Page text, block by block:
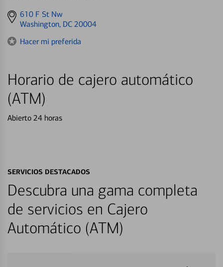
Get
directions
610 F St Nw
Washington, DC 20004
Hacer mi preferida
Horario de cajero automático
(ATM)
Abierto 24 horas
SERVICIOS DESTACADOS
Descubra una gama completa
de servicios en Cajero
Automático (ATM)